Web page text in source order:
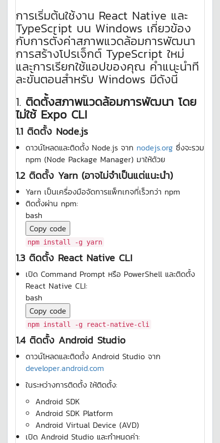
การเริ่มต้นใช้งาน React Native และ
TypeScript บน Windows เกี่ยวข้อง
กับการตั้งค่าสภาพแวดล้อมการพัฒนา
การสร้างโปรเจ็กต์ TypeScript ใหม่
และการเรียกใช้แอปของคุณ คำแนะนำที
ละขั้นตอนสำหรับ Windows มีดังนี้
1. ติดตั้งสภาพแวดล้อมการพัฒนา โดย
ไม่ใช้ Expo CLI
1.1 ติดตั้ง Node.js
ดาวน์โหลดและติดตั้ง Node.js จาก nodejs.org ซึ่งจะรวม
npm (Node Package Manager) มาให้ด้วย
1.2 ติดตั้ง Yarn (อาจไม่จำเป็นแต่แนะนำ)
Yarn เป็นเครื่องมือจัดการแพ็กเกจที่เร็วกว่า npm
ติดตั้งผ่าน npm:
bash
Copy code
npm install -g yarn
1.3 ติดตั้ง React Native CLI
เปิด Command Prompt หรือ PowerShell และติดตั้ง
React Native CLI:
bash
Copy code
npm install -g react-native-cli
1.4 ติดตั้ง Android Studio
ดาวน์โหลดและติดตั้ง Android Studio จาก
developer.android.com
ในระหว่างการติดตั้ง ให้ติดตั้ง:
Android SDK
Android SDK Platform
Android Virtual Device (AVD)
เปิด Android Studio และกำหนดค่า: